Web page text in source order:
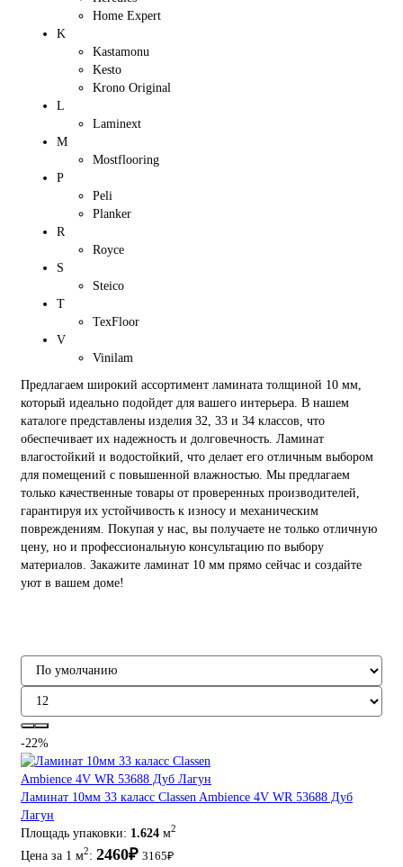
Home Expert
K
Kastamonu
Kesto
Krono Original
L
Laminext
M
Mostflooring
P
Peli
Planker
R
Royce
S
Steico
T
TexFloor
V
Vinilam
Предлагаем широкий ассортимент ламината толщиной 10 мм,
который идеально подойдет для вашего интерьера. В нашем
каталоге представлены изделия 32, 33 и 34 классов, что
обеспечивает их надежность и долговечность. Ламинат
влагостойкий и водостойкий, что делает его отличным выбором
для помещений с повышенной влажностью. Мы предлагаем
только качественные товары от проверенных производителей,
гарантируя их устойчивость к износу и механическим
повреждениям. Покупая у нас, вы получаете не только отличную
цену, но и профессиональную консультацию по выбору
материалов. Закажите ламинат 10 мм прямо сейчас и создайте
уют в вашем доме!
-22%
Ламинат 10мм 33 каласс Classen Ambience 4V WR 53688 Дуб
Лагун
Площадь упаковки: 1.624 м2
Цена за 1 м2: 2460₽ 3165₽